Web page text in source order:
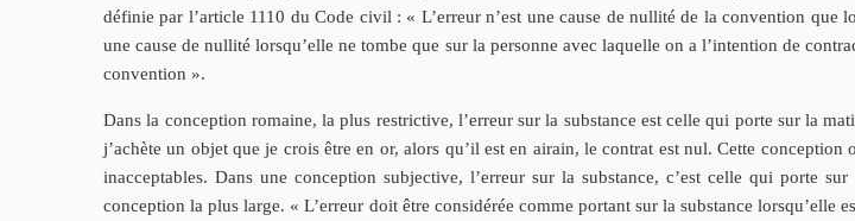
définie par l’article 1110 du Code civil : « L’erreur n’est une cause de nullité de la convention que
une cause de nullité lorsqu’elle ne tombe que sur la personne avec laquelle on a l’intention de
convention ».
Dans la conception romaine, la plus restrictive, l’erreur sur la substance est celle qui porte sur la
j’achète un objet que je crois être en or, alors qu’il est en airain, le contrat est nul. Cette
inacceptables. Dans une conception subjective, l’erreur sur la substance, c’est celle qui porte
conception la plus large. « L’erreur doit être considérée comme portant sur la substance lorsqu’elle